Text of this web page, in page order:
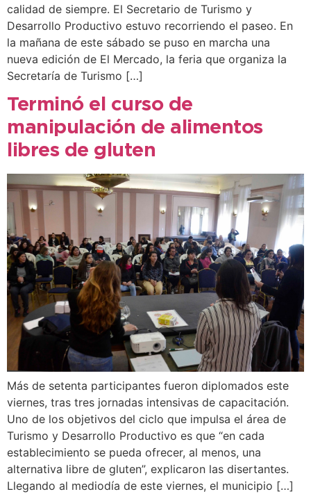
calidad de siempre. El Secretario de Turismo y
Desarrollo Productivo estuvo recorriendo el paseo. En
la mañana de este sábado se puso en marcha una
nueva edición de El Mercado, la feria que organiza la
Secretaría de Turismo […]
Terminó el curso de
manipulación de alimentos
libres de gluten
Más de setenta participantes fueron diplomados este
viernes, tras tres jornadas intensivas de capacitación.
Uno de los objetivos del ciclo que impulsa el área de
Turismo y Desarrollo Productivo es que “en cada
establecimiento se pueda ofrecer, al menos, una
alternativa libre de gluten”, explicaron las disertantes.
Llegando al mediodía de este viernes, el municipio […]